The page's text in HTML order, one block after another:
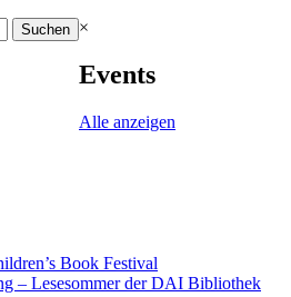
×
Events
Alle anzeigen
Book Festival
– Lesesommer der DAI Bibliothek